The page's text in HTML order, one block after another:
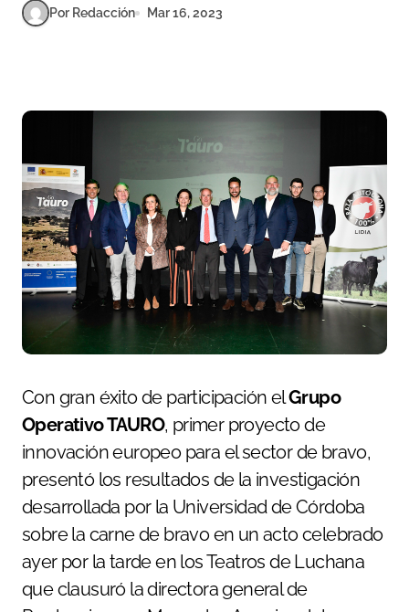
Por Redacción Mar 16, 2023
Con gran éxito de participación elGrupo
Operativo TAURO, primer proyecto de
innovación europeo para el sector de bravo,
presentó los resultados de la investigación
desarrollada por la Universidad de Córdoba
sobre la carne de bravo en un acto celebrado
ayer por la tarde en los Teatros de Luchana
que clausuró la directora general de